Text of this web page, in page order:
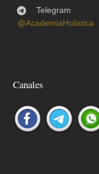
Telegram
@AcademiaHolistica
Canales